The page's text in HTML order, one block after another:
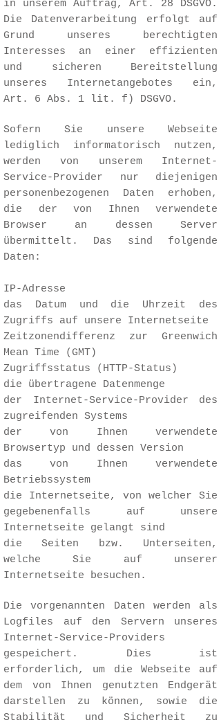
in unserem Auftrag, Art. 28 DSGVO.
Die Datenverarbeitung erfolgt auf
Grund unseres berechtigten
Interesses an einer effizienten
und sicheren Bereitstellung
unseres Internetangebotes ein,
Art. 6 Abs. 1 lit. f) DSGVO.
Sofern Sie unsere Webseite
lediglich informatorisch nutzen,
werden von unserem Internet-
Service-Provider nur diejenigen
personenbezogenen Daten erhoben,
die der von Ihnen verwendete
Browser an dessen Server
übermittelt. Das sind folgende
Daten:
IP-Adresse
das Datum und die Uhrzeit des
Zugriffs auf unsere Internetseite
Zeitzonendifferenz zur Greenwich
Mean Time (GMT)
Zugriffsstatus (HTTP-Status)
die übertragene Datenmenge
der Internet-Service-Provider des
zugreifenden Systems
der von Ihnen verwendete
Browsertyp und dessen Version
das von Ihnen verwendete
Betriebssystem
die Internetseite, von welcher Sie
gegebenenfalls auf unsere
Internetseite gelangt sind
die Seiten bzw. Unterseiten,
welche Sie auf unserer
Internetseite besuchen.
Die vorgenannten Daten werden als
Logfiles auf den Servern unseres
Internet-Service-Providers
gespeichert. Dies ist
erforderlich, um die Webseite auf
dem von Ihnen genutzten Endgerät
darstellen zu können, sowie die
Stabilität und Sicherheit zu